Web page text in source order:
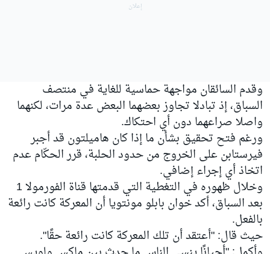
وقدم السائقان مواجهة حماسية للغاية في منتصف
السباق، إذ تبادلا تجاوز بعضهما البعض عدة مرات، لكنهما
واصلا صراعهما دون أي احتكاك.
ورغم فتح تحقيق بشأن ما إذا كان هاميلتون قد أجبر
فيرستابن على الخروج من حدود الحلبة، قرر الحكّام عدم
اتخاذ أي إجراء إضافي.
وخلال ظهوره في التغطية التي قدمتها قناة الفورمولا 1
بعد السباق، أكد خوان بابلو مونتويا أن المعركة كانت رائعة
بالفعل.
حيث قال: "أعتقد أن تلك المعركة كانت رائعة حقًا".